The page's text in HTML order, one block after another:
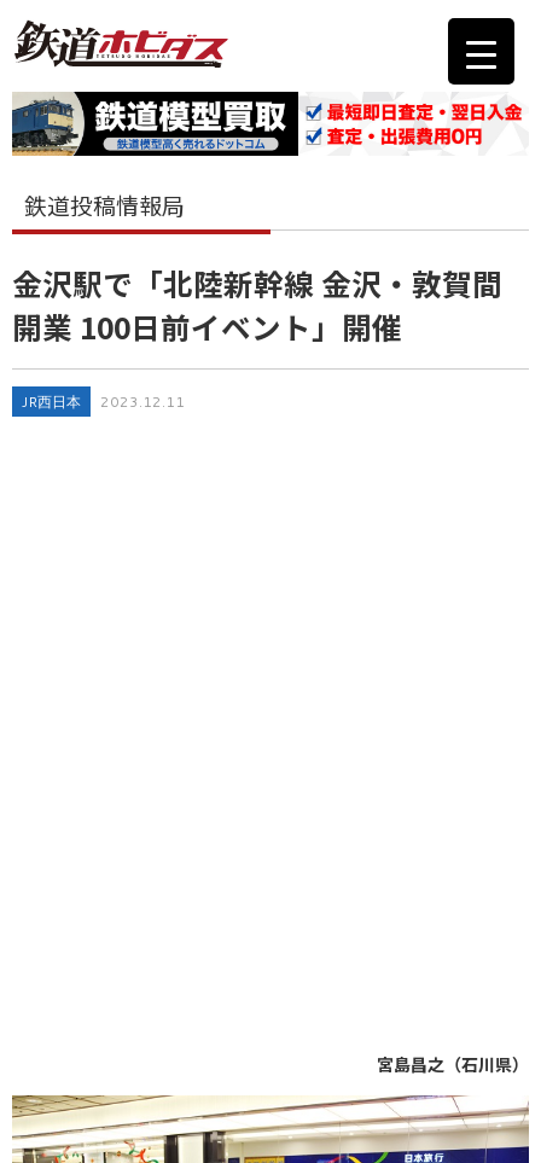
鉄道投稿情報局
金沢駅で「北陸新幹線 金沢・敦賀間
開業 100日前イベント」開催
JR西日本 2023.12.11
宮島昌之（石川県）